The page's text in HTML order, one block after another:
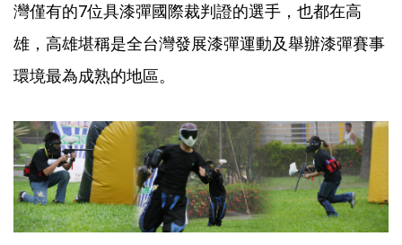
灣僅有的7位具漆彈國際裁判證的選手，也都在高
雄，高雄堪稱是全台灣發展漆彈運動及舉辦漆彈賽事
環境最為成熟的地區。